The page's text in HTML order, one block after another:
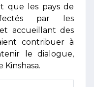
que les pays de
par les
accueillant des
contribuer à
le dialogue,
Kinshasa.